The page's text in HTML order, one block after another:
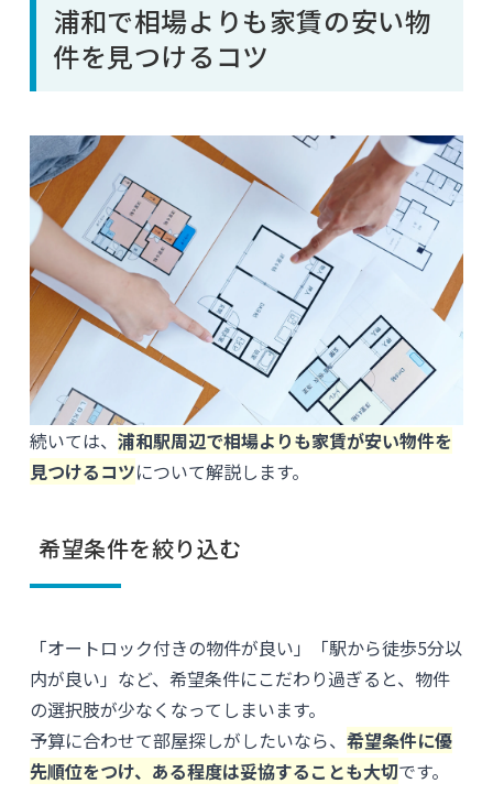
浦和で相場よりも家賃の安い物
件を見つけるコツ
続いては、 浦和駅周辺で相場よりも家賃が安い物件を
見つけるコツについて解説します。
希望条件を絞り込む
「オートロック付きの物件が良い」「駅から徒歩5分以
内が良い」など、希望条件にこだわり過ぎると、物件
の選択肢が少なくなってしまいます。
予算に合わせて部屋探しがしたいなら、 希望条件に優
先順位をつけ、ある程度は妥協することも大切です。